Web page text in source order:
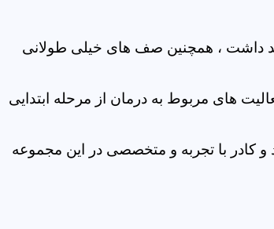
داشت ، همچنین صف های خیلی طولانی
های مربوط به درمان از مرحله ابتدایی
کادر با تجربه و متخصصی در این مجموعه